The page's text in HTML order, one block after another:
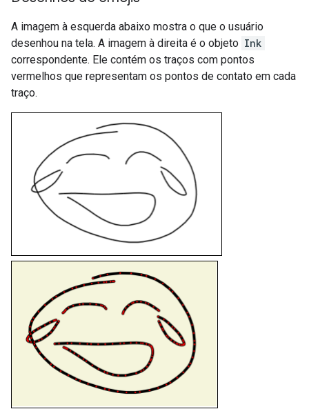
A imagem à esquerda abaixo mostra o que o usuário
desenhou na tela. A imagem à direita é o objeto Ink
correspondente. Ele contém os traços com pontos
vermelhos que representam os pontos de contato em cada
traço.